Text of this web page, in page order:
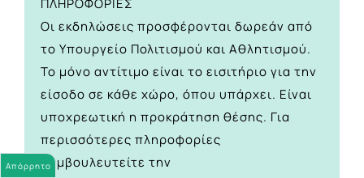
ΠΛΗΡΟΦΟΡΙΕΣ
Οι εκδηλώσεις προσφέρονται δωρεάν από
το Υπουργείο Πολιτισμού και Αθλητισμού.
Το μόνο αντίτιμο είναι το εισιτήριο για την
είσοδο σε κάθε χώρο, όπου υπάρχει. Είναι
υποχρεωτική η προκράτηση θέσης. Για
περισσότερες πληροφορίες
συμβουλευτείτε την
Απόρρητο